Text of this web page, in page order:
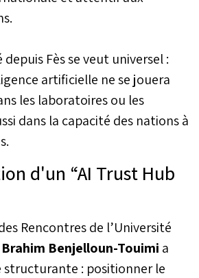
depuis Fès se veut universel :
artificielle ne se jouera
les laboratoires ou les
dans la capacité des nations à
d'un “AI Trust Hub
Rencontres de l’Université
Brahim Benjelloun-Touimi a
structurante : positionner le